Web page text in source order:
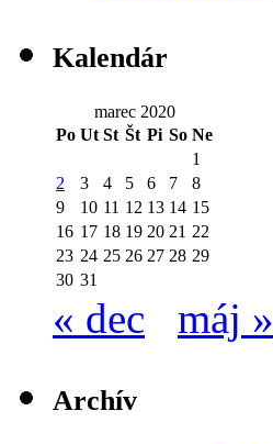
Kalendár
marec 2020
Po Ut St Št Pi So Ne
1
2
3 4 5 6 7
8
9
10 11 12 13 14 15
16 17 18 19 20 21 22
23 24 25 26 27 28 29
30 31
« dec máj »
Archív